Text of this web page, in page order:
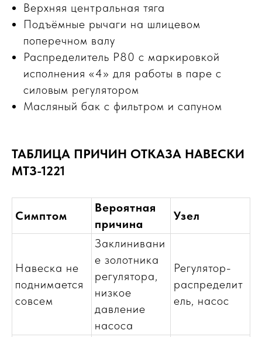
Верхняя центральная тяга
Подъёмные рычаги на шлицевом
поперечном валу
Распределитель Р80 с маркировкой
исполнения «4» для работы в паре с
силовым регулятором
Масляный бак с фильтром и сапуном
ТАБЛИЦА ПРИЧИН ОТКАЗА НАВЕСКИ
МТЗ-1221
Симптом
Вероятная
причина
Узел
Навеска не
поднимается
совсем
Заклинивани
е золотника
регулятора,
низкое
давление
насоса
Регулятор-
распределит
ель, насос